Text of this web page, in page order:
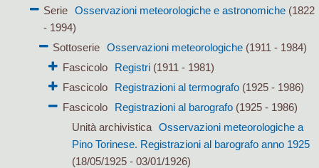
Serie Osservazioni meteorologiche e astronomiche(1822
- 1994)
Sottoserie
Osservazioni meteorologiche (1911 - 1984)
Fascicolo
Registri(1911 - 1981)
Fascicolo
Registrazioni al termografo(1925 - 1986)
Fascicolo
Registrazioni al barografo(1925 - 1986)
Unità archivistica Osservazioni meteorologiche a
Pino Torinese. Registrazioni al barografo anno 1925
(18/05/1925 - 03/01/1926)